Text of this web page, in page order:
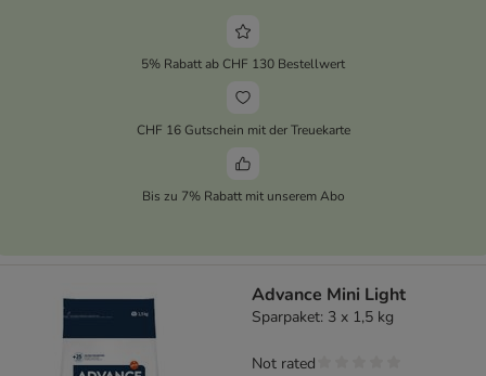
5% Rabatt ab CHF 130 Bestellwert
CHF 16 Gutschein mit der Treuekarte
Bis zu 7% Rabatt mit unserem Abo
Advance Mini Light
Sparpaket: 3 x 1,5 kg
Not rated